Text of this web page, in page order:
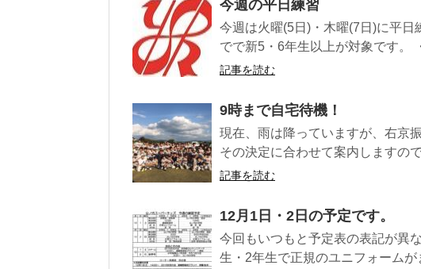
今週の平日練習
今週は火曜(5日)・木曜(7日)に平日
でで新5・6年生以上が対象です。
記事を読む
9時まで自宅待機！
現在、雨は降っていますが、右京
その決定に合わせて案内しますの
記事を読む
12月1日・2日の予定です。
今回もいつもと予定表の表記が異
生・2年生で正規のユニフォーム